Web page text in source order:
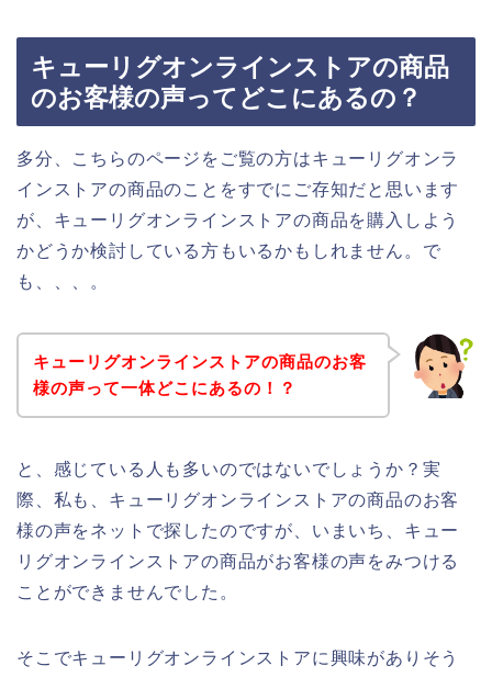
キューリグオンラインストアの商品
のお客様の声ってどこにあるの？
多分、こちらのページをご覧の方はキューリグオンラ
インストアの商品のことをすでにご存知だと思います
が、キューリグオンラインストアの商品を購入しよう
かどうか検討している方もいるかもしれません。で
も、、、。
キューリグオンラインストアの商品のお客
様の声って一体どこにあるの！？
と、感じている人も多いのではないでしょうか？実
際、私も、キューリグオンラインストアの商品のお客
様の声をネットで探したのですが、いまいち、キュー
リグオンラインストアの商品がお客様の声をみつける
ことができませんでした。
そこでキューリグオンラインストアに興味がありそう